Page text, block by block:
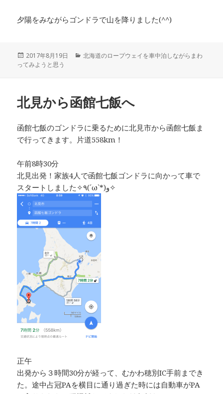
夕陽をみながらゴンドラで山を降りました(^^)
投
稿
2017年8月19日
カ
北海道のロープウェイを車中泊しながらまわ
ってみようと思う
北見から函館七飯へ
函館七飯のゴンドラに乗るために北見市から函館七飯ま
で行ってきます。片道558km！
午前8時30分
北見出発！家族4人で函館七飯ゴンドラに向かって車で
スタートしました✧٩(ˊωˋ*)و✧
正午
出発から３時間30分が経って、むかわ穂別IC手前までき
た。途中占冠PAを横目に通り過ぎた時には自動車がPA